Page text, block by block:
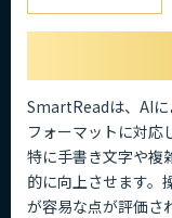
SmartReadは、AIに
フォーマットに対応
特に手書き文字や複
的に向上させます。
が容易な点が評価さ